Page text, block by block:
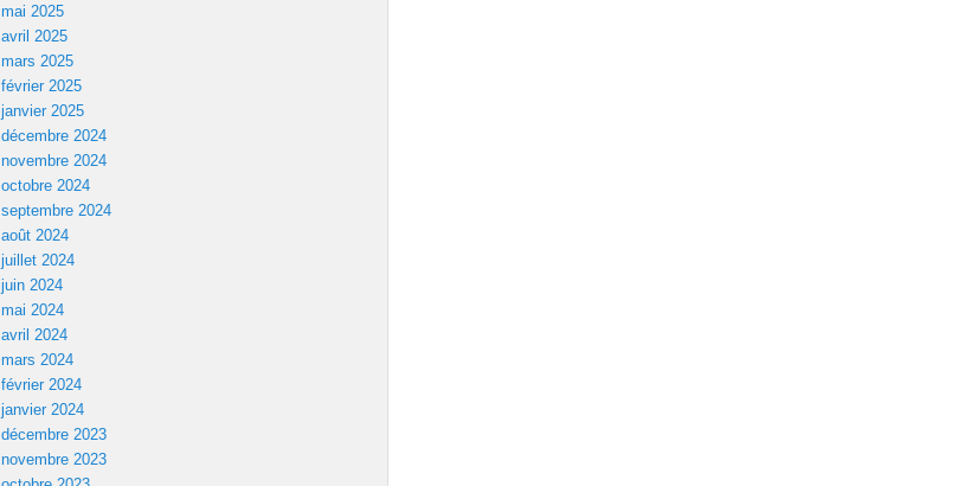
mai 2025
avril 2025
mars 2025
février 2025
janvier 2025
décembre 2024
novembre 2024
octobre 2024
septembre 2024
août 2024
juillet 2024
juin 2024
mai 2024
avril 2024
mars 2024
février 2024
janvier 2024
décembre 2023
novembre 2023